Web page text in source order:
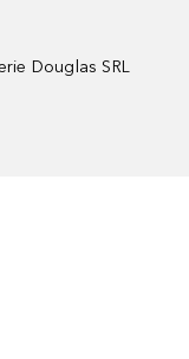
Douglas SRL